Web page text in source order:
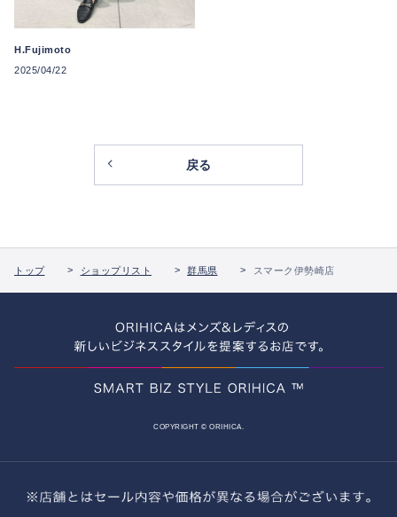
H.Fujimoto
2025/04/22
戻る
トップ ショップリスト 群馬県 スマーク伊勢崎店
COPYRIGHT © ORIHICA.